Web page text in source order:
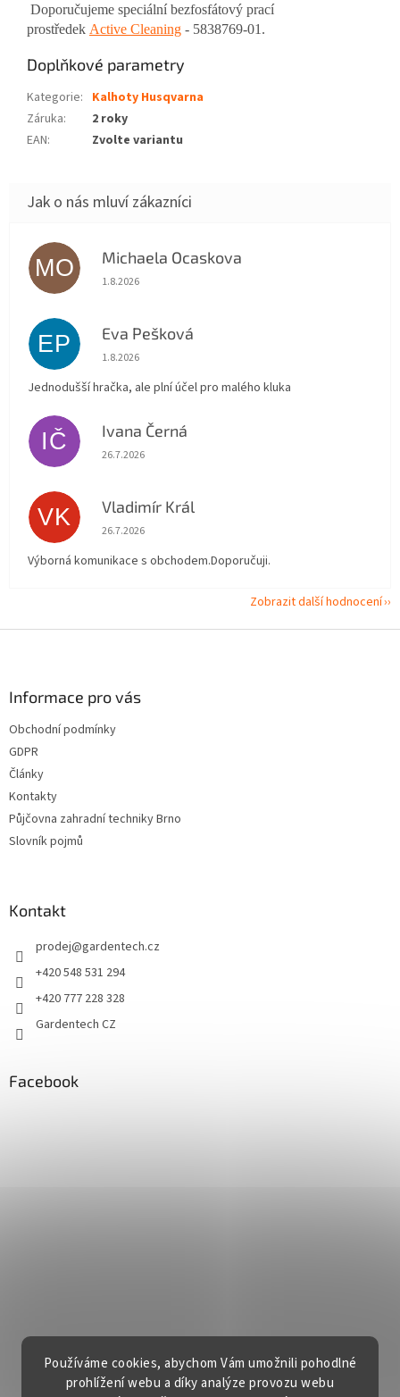
Používáme cookies, abychom Vám umožnili pohodlné
prohlížení webu a díky analýze provozu webu
Doporučujeme speciální bezfosfátový prací
prostředek Active Cleaning - 5838769-01.
Doplňkové parametry
Kategorie: Kalhoty Husqvarna
Záruka:
2 roky
EAN: Zvolte variantu
MO Michaela Ocaskova
Hodnocení obchodu je 5 z 5 hvězdiček.
1.8.2026
EP Eva Pešková
Hodnocení obchodu je 5 z 5 hvězdiček.
1.8.2026
Jednodušší hračka, ale plní účel pro malého kluka
IČ Ivana Černá
Hodnocení obchodu je 5 z 5 hvězdiček.
26.7.2026
VK Vladimír Král
Hodnocení obchodu je 5 z 5 hvězdiček.
26.7.2026
Výborná komunikace s obchodem.Doporučuji.
Zobrazit další hodnocení
Informace pro vás
Obchodní podmínky
GDPR
Články
Kontakty
Půjčovna zahradní techniky Brno
Slovník pojmů
Kontakt
prodej@gardentech.cz
+420 548 531 294
+420 777 228 328
Gardentech CZ
Facebook